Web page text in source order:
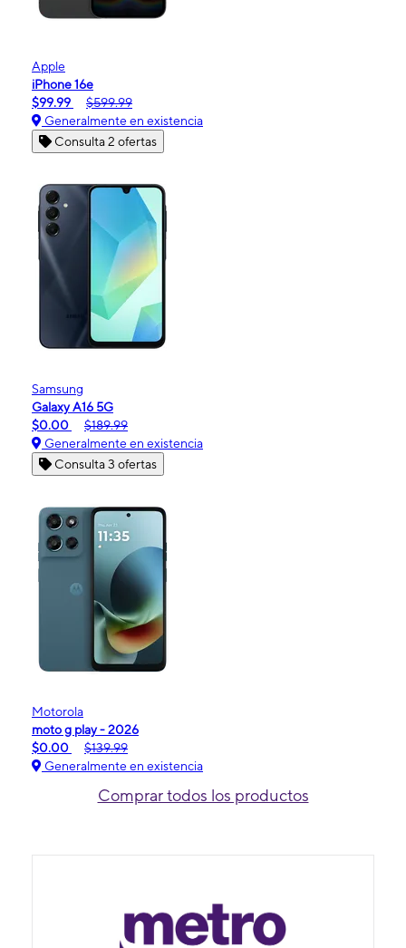
Apple
iPhone 16e
$99.99
$599.99
Generalmente en existencia
Consulta 2 ofertas
Samsung
Galaxy A16 5G
$0.00
$189.99
Generalmente en existencia
Consulta 3 ofertas
Motorola
moto g play - 2026
$0.00
$139.99
Generalmente en existencia
Comprar todos los productos